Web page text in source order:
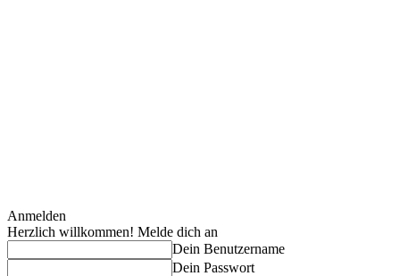
Anmelden
Herzlich willkommen! Melde dich an
Dein Benutzername
Dein Passwort